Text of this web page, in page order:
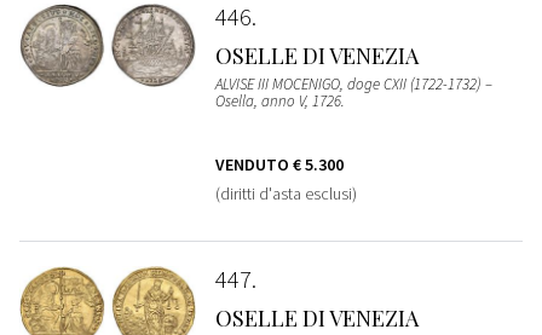
446
OSELLE DI VENEZIA
ALVISE III MOCENIGO, doge CXII (1722-1732) –
Osella, anno V, 1726.
VENDUTO € 5.300
(diritti d'asta esclusi)
447
OSELLE DI VENEZIA